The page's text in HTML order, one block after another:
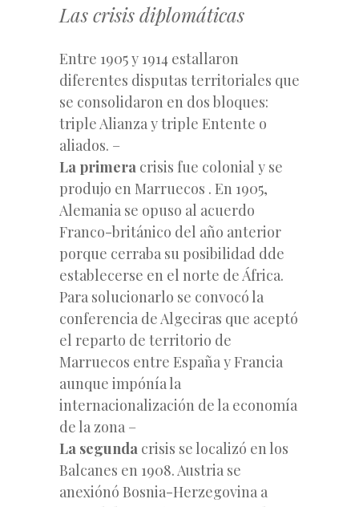
Las crisis diplomáticas
Entre 1905 y 1914 estallaron
diferentes disputas territoriales que
se consolidaron en dos bloques:
triple Alianza y triple Entente o
aliados. –
La primera crisis fue colonial y se
produjo en Marruecos . En 1905,
Alemania se opuso al acuerdo
Franco-británico del año anterior
porque cerraba su posibilidad dde
establecerse en el norte de África.
Para solucionarlo se convocó la
conferencia de Algeciras que aceptó
el reparto de territorio de
Marruecos entre España y Francia
aunque impónía la
internacionalización de la economía
de la zona –
La segunda crisis se localizó en los
Balcanes en 1908. Austria se
anexiónó Bosnia-Herzegovina a